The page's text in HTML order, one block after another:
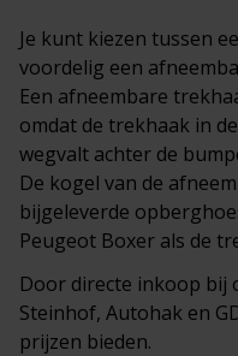
Je kunt kiezen tussen
voordelig een
Een afneembare
omdat de trekhaak in
wegvalt achter de
De kogel van de
bijgeleverde
Peugeot Boxer als de
Door directe inkoop bij
Steinhof, Autohak en
prijzen bieden.